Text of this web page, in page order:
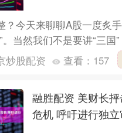
？今天来聊聊A股一度炙
。当然我们不是要讲“三国
剑客”——新易盛（
炒股配资 查看： 157
融胜配资 美财长
危机 呼吁进行独